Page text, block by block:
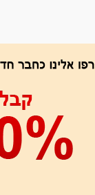
אפליקציה